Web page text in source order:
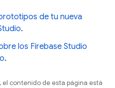
de tu nueva
.
los Firebase Studio
.
contenido de esta página está